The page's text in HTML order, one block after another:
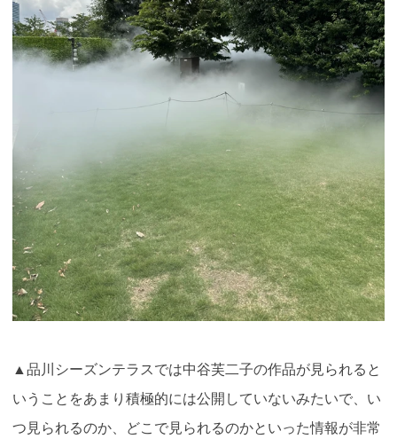
▲品川シーズンテラスでは中谷芙二子の作品が見られると
いうことをあまり積極的には公開していないみたいで、い
つ見られるのか、どこで見られるのかといった情報が非常